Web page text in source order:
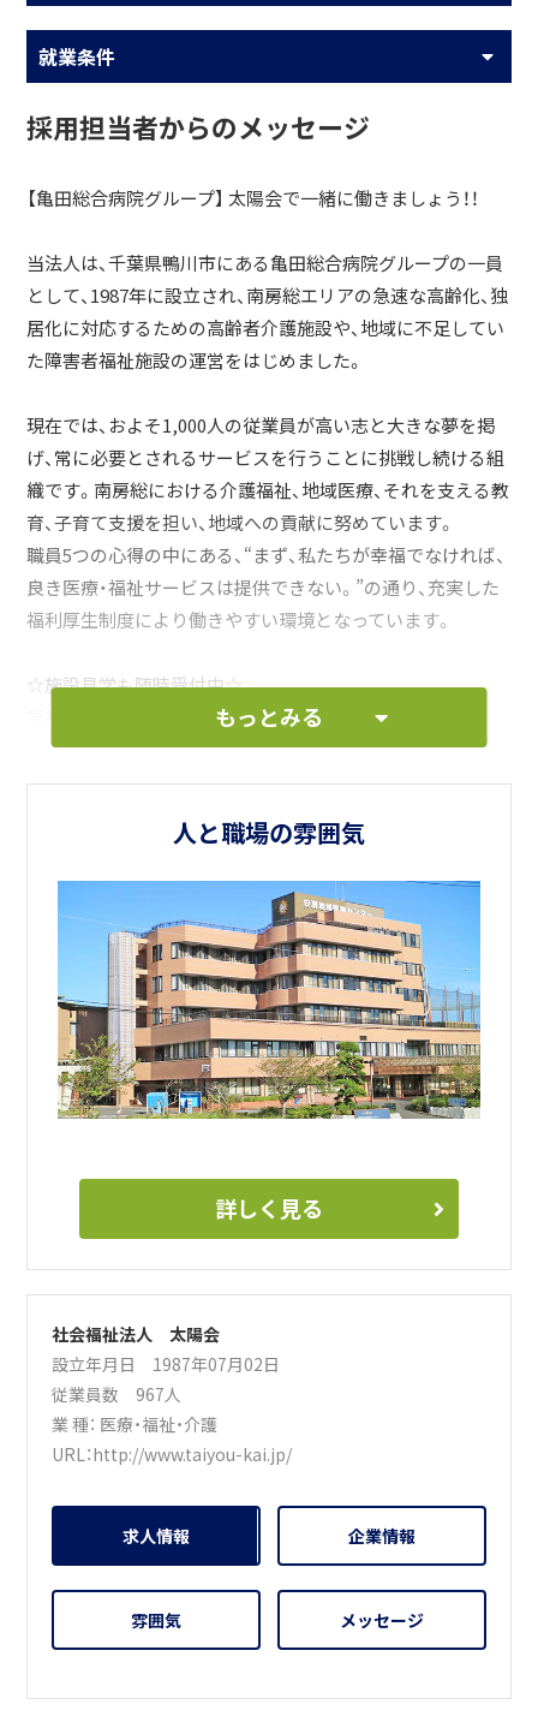
就業条件
採用担当者からのメッセージ
【亀田総合病院グループ】 太陽会で一緒に働きましょう！！
当法人は、千葉県鴨川市にある亀田総合病院グループの一員
として、1987年に設立され、南房総エリアの急速な高齢化、独
居化に対応するための高齢者介護施設や、地域に不足してい
た障害者福祉施設の運営をはじめました。
現在では、およそ1,000人の従業員が高い志と大きな夢を掲
げ、常に必要とされるサービスを行うことに挑戦し続ける組
織です。南房総における介護福祉、地域医療、それを支える教
育、子育て支援を担い、地域への貢献に努めています。
職員5つの心得の中にある、“まず、私たちが幸福でなければ、
良き医療・福祉サービスは提供できない。”の通り、充実した
福利厚生制度により働きやすい環境となっています。
☆施設見学も随時受付中☆
福祉施設を見たことが無い方は勿論、雰囲気を感じたい方
も、お気軽にお問合せ下さい！
もっとみる
人と職場の雰囲気
詳しく見る
社会福祉法人 太陽会
設立年月日 1987年07月02日
従業員数 967人
業 種： 医療・福祉・介護
URL：http://www.taiyou-kai.jp/
求人情報 企業情報
雰囲気 メッセージ